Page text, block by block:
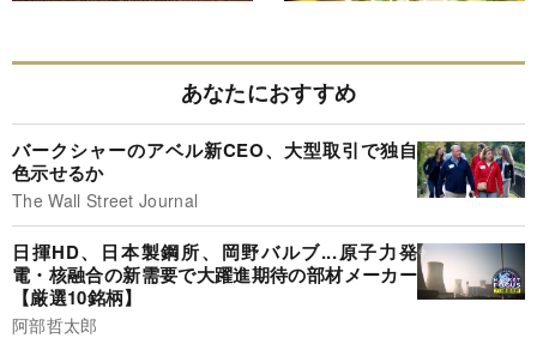
あなたにおすすめ
バークシャーのアベル新CEO、大型取引で独自
色示せるか
The Wall Street Journal
日揮HD、日本製鋼所、岡野バルブ...原子力発
電・核融合の新需要で大躍進期待の部材メーカー
【厳選10銘柄】
阿部哲太郎